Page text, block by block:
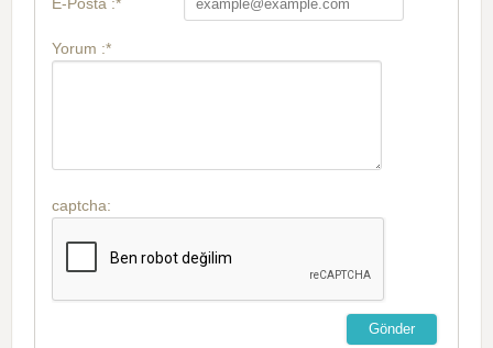
Yorum :*
captcha: